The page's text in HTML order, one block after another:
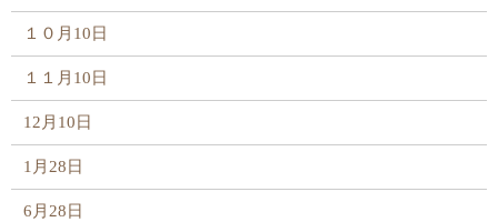
１０月10日
１１月10日
12月10日
1月28日
6月28日